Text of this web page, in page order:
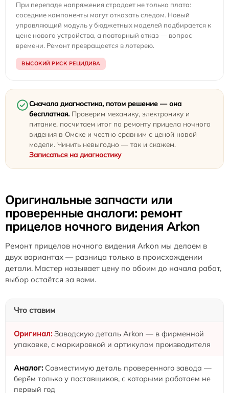
При перепаде напряжения страдает не только плата:
соседние компоненты могут отказать следом. Новый
управляющий модуль у бюджетных моделей подбирается к
цене нового устройства, а повторный отказ — вопрос
времени. Ремонт превращается в лотерею.
ВЫСОКИЙ РИСК РЕЦИДИВА
Сначала диагностика, потом решение — она
бесплатная. Проверим механику, электронику и
питание, посчитаем итог по ремонту прицела ночного
видения в Омске и честно сравним с ценой новой
модели. Чинить невыгодно — так и скажем.
Записаться на диагностику
Оригинальные запчасти или
проверенные аналоги: ремонт
прицелов ночного видения Arkon
Ремонт прицелов ночного видения Arkon мы делаем в
двух вариантах — разница только в происхождении
детали. Мастер называет цену по обоим до начала работ,
выбор остаётся за вами.
Что ставим
Заводскую деталь Arkon — в фирменной
упаковке, с маркировкой и артикулом производителя
Совместимую деталь проверенного завода —
берём только у поставщиков, с которыми работаем не
первый год